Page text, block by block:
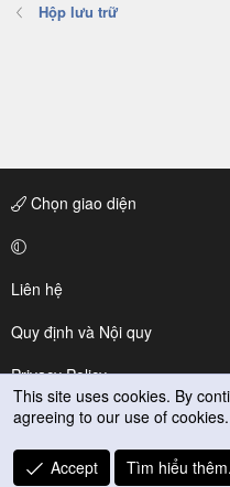
Hộp lưu trữ
Chọn giao diện
Liên hệ
Quy định và Nội quy
Privacy Policy
Trợ giúp
R
This site uses cookies. By
agreeing to our use of cookies.
Accept Tìm hiểu